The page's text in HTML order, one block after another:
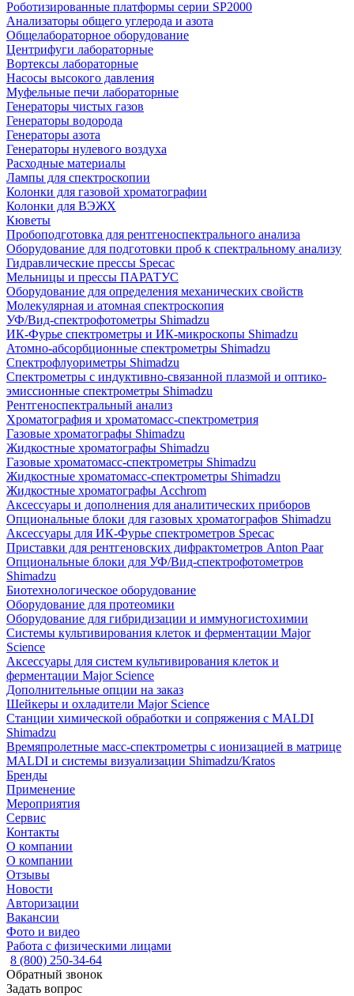
Роботизированные платформы серии SP2000
Анализаторы общего углерода и азота
Общелабораторное оборудование
Центрифуги лабораторные
Вортексы лабораторные
Насосы высокого давления
Муфельные печи лабораторные
Генераторы чистых газов
Генераторы водорода
Генераторы азота
Генераторы нулевого воздуха
Расходные материалы
Лампы для спектроскопии
Колонки для газовой хроматографии
Колонки для ВЭЖХ
Кюветы
Пробоподготовка для рентгеноспектрального анализа
Оборудование для подготовки проб к спектральному анализу
Гидравлические прессы Specac
Мельницы и прессы ПАРАТУС
Оборудование для определения механических свойств
Молекулярная и атомная спектроскопия
УФ/Вид-спектрофотометры Shimadzu
ИК-Фурье спектрометры и ИК-микроскопы Shimadzu
Атомно-абсорбционные спектрометры Shimadzu
Спектрофлуориметры Shimadzu
Спектрометры с индуктивно-связанной плазмой и оптико-
эмиссионные спектрометры Shimadzu
Рентгеноспектральный анализ
Хроматография и хроматомасс-спектрометрия
Газовые хроматографы Shimadzu
Жидкостные хроматографы Shimadzu
Газовые хроматомасс-спектрометры Shimadzu
Жидкостные хроматомасс-спектрометры Shimadzu
Жидкостные хроматографы Acchrom
Аксессуары и дополнения для аналитических приборов
Опциональные блоки для газовых хроматографов Shimadzu
Аксессуары для ИК-Фурье спектрометров Specac
Приставки для рентгеновских дифрактометров Anton Paar
Опциональные блоки для УФ/Вид-спектрофотометров
Shimadzu
Биотехнологическое оборудование
Оборудование для протеомики
Оборудование для гибридизации и иммуногистохимии
Системы культивирования клеток и ферментации Major
Science
Аксессуары для систем культивирования клеток и
ферментации Major Science
Дополнительные опции на заказ
Шейкеры и охладители Major Science
Станции химической обработки и сопряжения с MALDI
Shimadzu
Времяпролетные масс-спектрометры с ионизацией в матрице
MALDI и системы визуализации Shimadzu/Kratos
Бренды
Применение
Мероприятия
Сервис
Контакты
О компании
О компании
Отзывы
Новости
Авторизации
Вакансии
Фото и видео
Работа с физическими лицами
8 (800) 250-34-64
Обратный звонок
Задать вопрос